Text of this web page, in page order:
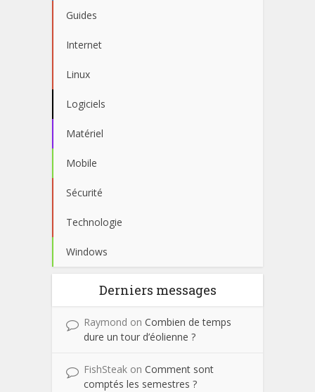
Guides
Internet
Linux
Logiciels
Matériel
Mobile
Sécurité
Technologie
Windows
Derniers messages
Raymond on Combien de temps
dure un tour d’éolienne ?
FishSteak on Comment sont
comptés les semestres ?